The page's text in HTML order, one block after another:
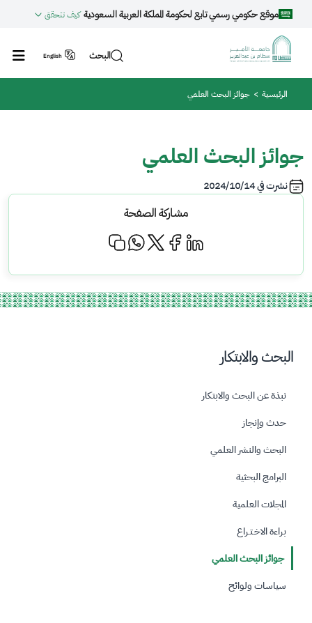
تجاوز إلى المحتوى الرئيسي
موقع حكومي رسمي تابع لحكومة المملكة العربية السعودية كيف تتحقق
البحث English
مسار التنقل
الرئيسية جوائز البحث العلمي
جوائز البحث العلمي
نشرت في2024/10/14
مشاركة الصفحة
البحث والابتكار
نبذة عن البحث والابتكار
حدث وإنجاز
البحث والنشر العلمي
البرامج البحثية
المجلات العلمية
براءة الاخـتـراع
جوائز البحث العلمي
سياسات ولوائح